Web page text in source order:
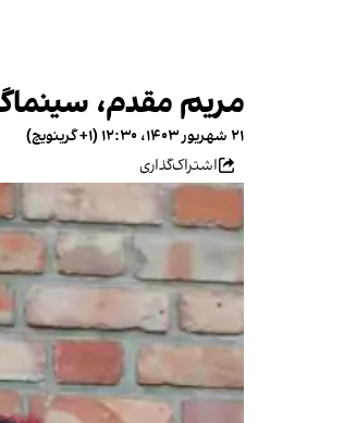
مریم مقدم،
۲۱ شهریور ۱۴۰۳، ۱۲:۳۰ (‎+۱ گرینویچ)
اشتراک‌گذاری